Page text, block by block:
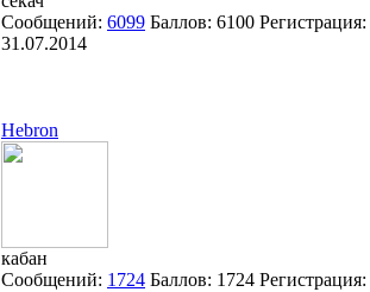
Сообщений: 6099 Баллов: 6100 Регистрация:
31.07.2014
Hebron
кабан
Сообщений: 1724 Баллов: 1724 Регистрация: